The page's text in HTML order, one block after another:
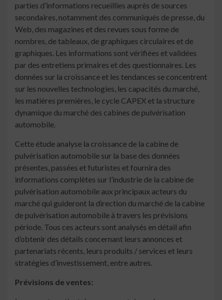
parties d’informations recueillies auprès de sources
secondaires, notamment des communiqués de presse, du
Web, des magazines et des revues sous forme de
nombres, de tableaux, de graphiques circulaires et de
graphiques. Les informations sont vérifiées et validées
par des entretiens primaires et des questionnaires. Les
données sur la croissance et les tendances se concentrent
sur les nouvelles technologies, les capacités du marché,
les matières premières, le cycle CAPEX et la structure
dynamique du marché des cabines de pulvérisation
automobile.
Cette étude analyse la croissance de la cabine de
pulvérisation automobile sur la base des données
présentes, passées et futuristes et fournira des
informations complètes sur l’industrie de la cabine de
pulvérisation automobile aux principaux acteurs du
marché qui guideront la direction du marché de la cabine
de pulvérisation automobile à travers les prévisions
période. Tous ces acteurs sont analysés en détail afin
d’obtenir des détails concernant leurs annonces et
partenariats récents, leurs produits / services et leurs
stratégies d’investissement, entre autres.
Prévisions de ventes: